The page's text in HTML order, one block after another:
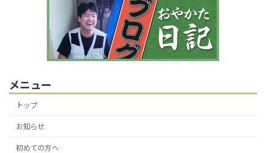
メニュー
トップ
お知らせ
初めての方へ